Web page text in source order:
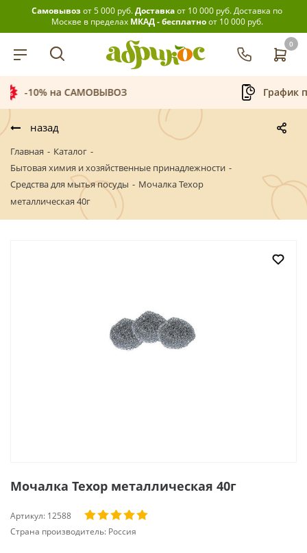
Самовывозот 5 000 руб.Доставкаот 10 000 руб.Доставка по
Москве в пределах МКАД - бесплатноот 10 000 руб.
0
График приёма заказов
назад
Главная - Каталог -
Бытовая химия и хозяйственные принадлежности -
Средства для мытья посуды - Мочалка Техор
металлическая 40г
Мочалка Техор металлическая 40г
Артикул: 12588
Страна производитель: Россия